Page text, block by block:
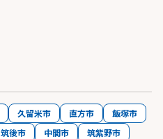
久留米市 直方市
飯塚市
筑後市 中間市
筑紫野市